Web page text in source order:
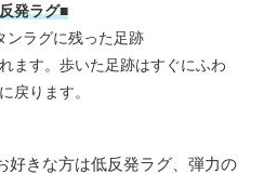
発ラグ■
ます。歩いた足跡はすぐにふわ
戻ります。
好きな方は低反発ラグ、弾力の